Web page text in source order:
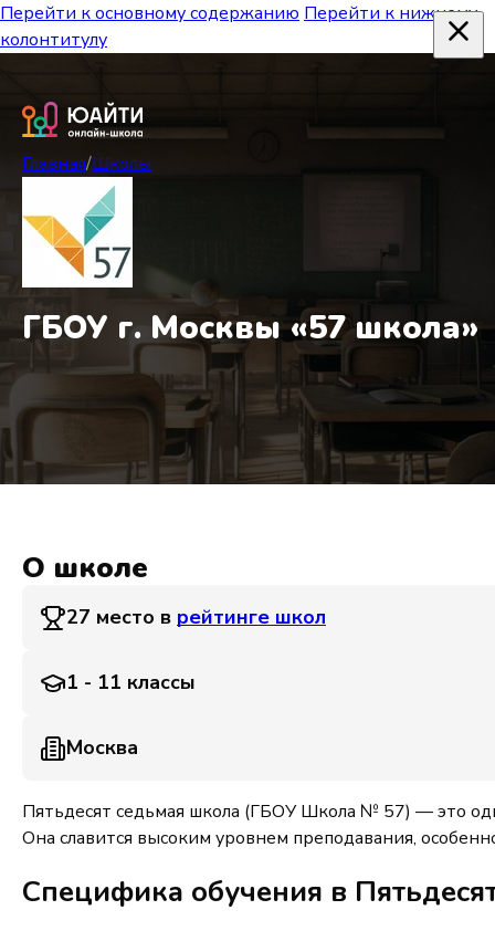
Перейти к основному содержанию Перейти к нижнему
колонтитулу
Главная/Школы
ГБОУ г. Москвы «57 школа»
О школе
27 место в рейтинге школ
1 - 11 классы
Москва
Пятьдесят седьмая школа (ГБОУ Школа № 57) — это
Она славится высоким уровнем преподавания,
Специфика обучения в